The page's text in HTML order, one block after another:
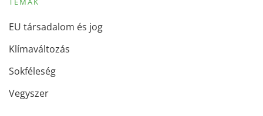
EU társadalom és jog
Klímaváltozás
Sokféleség
Vegyszer